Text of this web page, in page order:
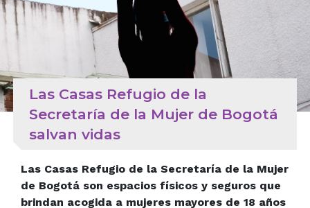
Las Casas Refugio de la
Secretaría de la Mujer de Bogotá
salvan vidas
Las Casas Refugio de la Secretaría de la Mujer
de Bogotá son espacios físicos y seguros que
brindan acogida a mujeres mayores de 18 años